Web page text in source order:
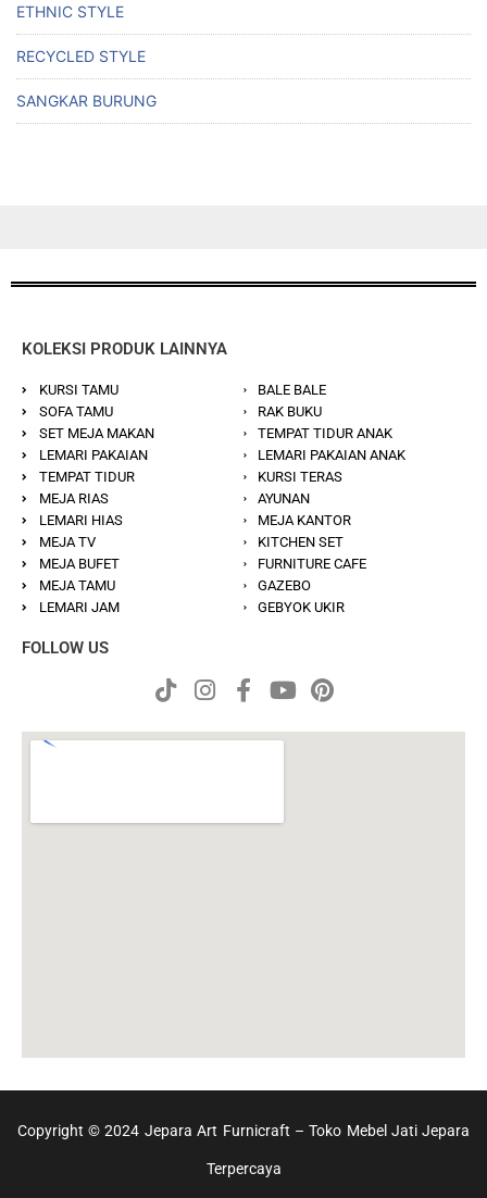
ETHNIC STYLE
RECYCLED STYLE
SANGKAR BURUNG
KOLEKSI PRODUK LAINNYA
KURSI TAMU
SOFA TAMU
SET MEJA MAKAN
LEMARI PAKAIAN
TEMPAT TIDUR
MEJA RIAS
LEMARI HIAS
MEJA TV
MEJA BUFET
MEJA TAMU
LEMARI JAM
BALE BALE
RAK BUKU
TEMPAT TIDUR ANAK
LEMARI PAKAIAN ANAK
KURSI TERAS
AYUNAN
MEJA KANTOR
KITCHEN SET
FURNITURE CAFE
GAZEBO
GEBYOK UKIR
FOLLOW US
Copyright © 2024 Jepara Art Furnicraft – Toko Mebel Jati Jepara
Terpercaya